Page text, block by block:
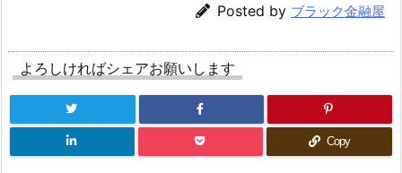
Posted by ブラック金融屋
よろしければシェアお願いします
Copy